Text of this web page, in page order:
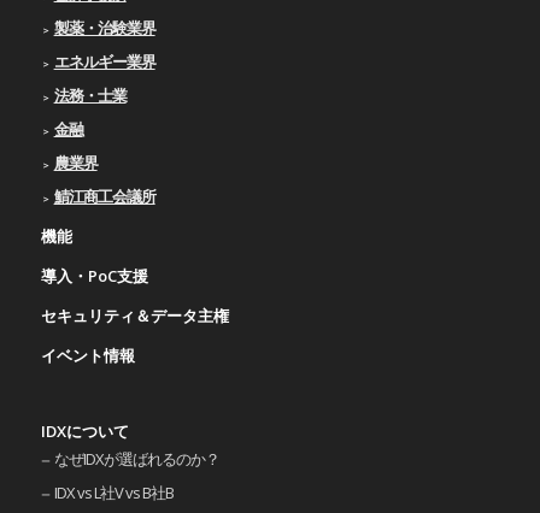
製薬・治験業界
エネルギー業界
法務・士業
金融
農業界
鯖江商工会議所
機能
導入・PoC支援
セキュリティ＆データ主権
イベント情報
IDXについて
なぜIDXが選ばれるのか？
IDX vs L社V vs B社B